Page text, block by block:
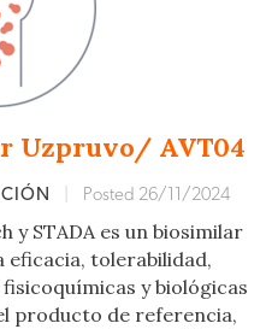
Uzpruvo/ AVT04
Posted 26/11/2024
y STADA es un biosimilar
eficacia, tolerabilidad,
y biológicas
producto de referencia,